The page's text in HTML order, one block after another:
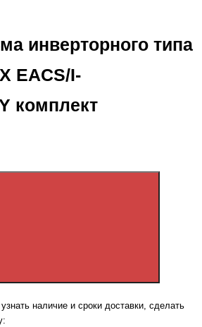
инверторного типа
EACS/I-
комплект
наличие и сроки доставки, сделать